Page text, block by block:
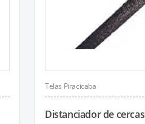
Telas Piracicaba
Distanciador de cercas